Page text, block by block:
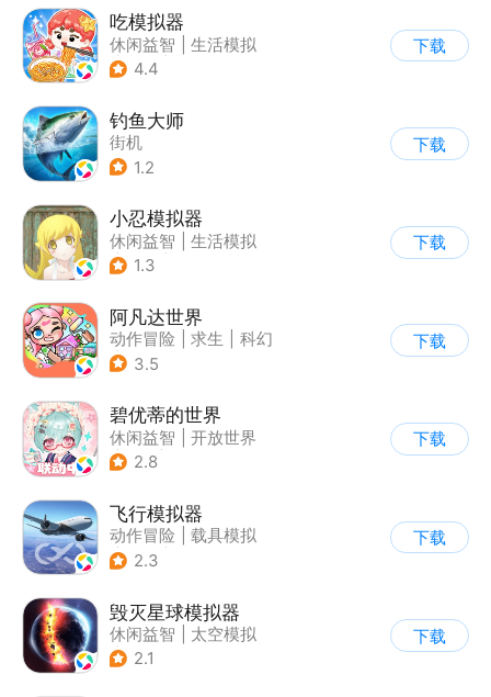
吃模拟器
休闲益智
生活模拟
| 美食
4.4
下载
钓鱼大师
街机
1.2
下载
小忍模拟器
休闲益智
生活模拟
| 恋爱
1.3
下载
阿凡达世界
动作冒险 求生
科幻
| 开放世界
3.5
下载
碧优蒂的世界
休闲益智
开放世界
| Q版
2.8
下载
飞行模拟器
动作冒险
载具模拟
| 飞机
2.3
下载
毁灭星球模拟器
休闲益智
太空模拟
| 太空
2.1
下载